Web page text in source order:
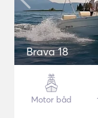
Brava 18
Motor båd